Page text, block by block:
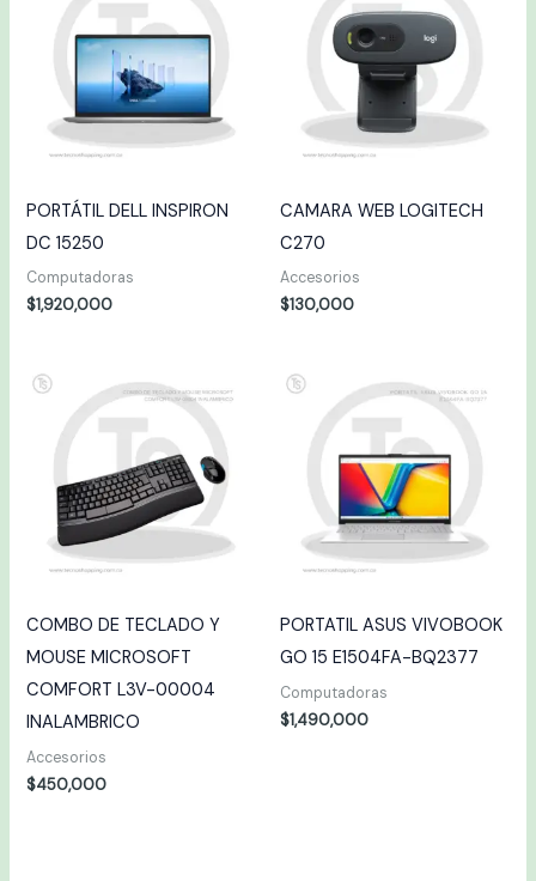
PORTÁTIL DELL INSPIRON
DC 15250
Computadoras
$1,920,000
CAMARA WEB LOGITECH
C270
Accesorios
$130,000
COMBO DE TECLADO Y
MOUSE MICROSOFT
COMFORT L3V-00004
INALAMBRICO
Accesorios
$450,000
PORTATIL ASUS VIVOBOOK
GO 15 E1504FA-BQ2377
Computadoras
$1,490,000